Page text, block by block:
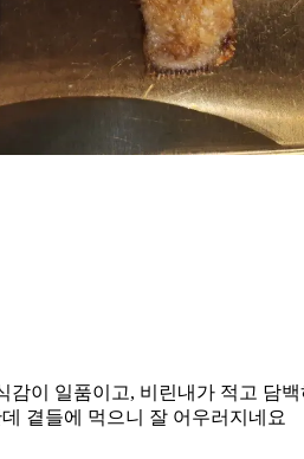
감이 일품이고, 비린내가 적고 담
곁들에 먹으니 잘 어우러지네요